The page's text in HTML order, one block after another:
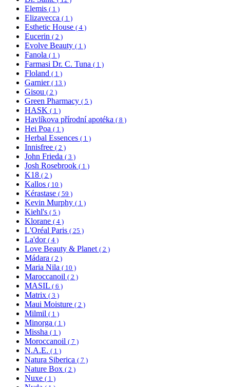
Elemis ( 1 )
Elizavecca ( 1 )
Esthetic House ( 4 )
Eucerin ( 2 )
Evolve Beauty ( 1 )
Fanola ( 1 )
Farmasi Dr. C. Tuna ( 1 )
Floland ( 1 )
Garnier ( 13 )
Gisou ( 2 )
Green Pharmacy ( 5 )
HASK ( 1 )
Havlíkova přírodní apotéka ( 8 )
Hei Poa ( 1 )
Herbal Essences ( 1 )
Innisfree ( 2 )
John Frieda ( 3 )
Josh Rosebrook ( 1 )
K18 ( 2 )
Kallos ( 10 )
Kérastase ( 59 )
Kevin Murphy ( 1 )
Kiehl's ( 5 )
Klorane ( 4 )
L'Oréal Paris ( 25 )
La'dor ( 4 )
Love Beauty & Planet ( 2 )
Mádara ( 2 )
Maria Nila ( 10 )
Maroccanoil ( 2 )
MASIL ( 6 )
Matrix ( 3 )
Maui Moisture ( 2 )
Milmil ( 1 )
Minorga ( 1 )
Missha ( 1 )
Moroccanoil ( 7 )
N.A.E. ( 1 )
Natura Siberica ( 7 )
Nature Box ( 2 )
Nuxe ( 1 )